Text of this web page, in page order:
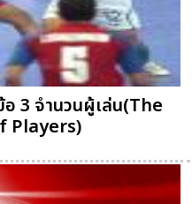
3 จำนวนผู้เล่น(The
Players)